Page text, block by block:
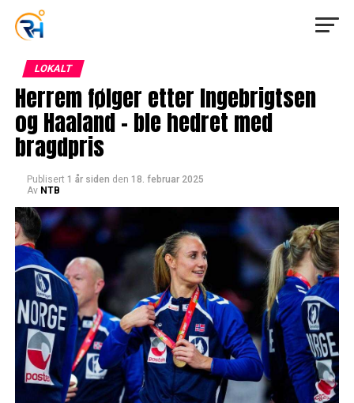
LOKALT
Herrem følger etter Ingebrigtsen
og Haaland – ble hedret med
bragdpris
Publisert 1 år siden den 18. februar 2025
Av NTB